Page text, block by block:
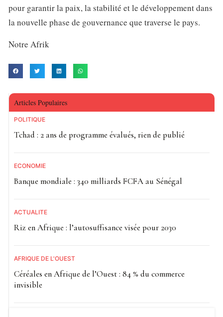
pour garantir la paix, la stabilité et le développement dans
la nouvelle phase de gouvernance que traverse le pays.
Notre Afrik
Articles Populaires
POLITIQUE
Tchad : 2 ans de programme évalués, rien de publié
ECONOMIE
Banque mondiale : 340 milliards FCFA au Sénégal
ACTUALITE
Riz en Afrique : l’autosuffisance visée pour 2030
AFRIQUE DE L'OUEST
Céréales en Afrique de l’Ouest : 84 % du commerce
invisible